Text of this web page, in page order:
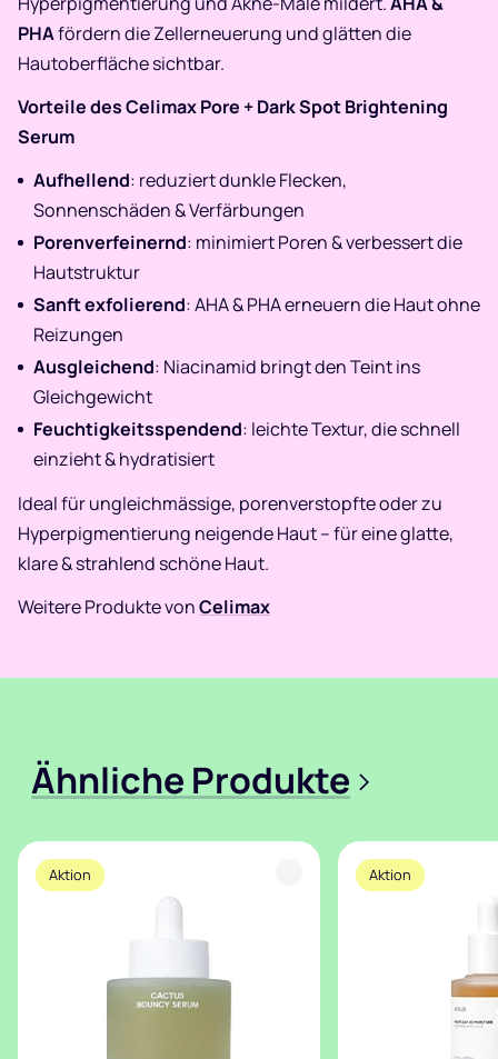
PHAfördern die Zellerneuerung und glätten die
Hautoberfläche sichtbar.
Vorteile des Celimax Pore + Dark Spot Brightening
Serum
Aufhellend: reduziert dunkle Flecken,
Sonnenschäden & Verfärbungen
Porenverfeinernd: minimiert Poren & verbessert die
Hautstruktur
Sanft exfolierend: AHA & PHA erneuern die Haut ohne
Reizungen
Ausgleichend: Niacinamid bringt den Teint ins
Gleichgewicht
Feuchtigkeitsspendend: leichte Textur, die schnell
einzieht & hydratisiert
Ideal für ungleichmässige, porenverstopfte oder zu
Hyperpigmentierung neigende Haut – für eine glatte,
klare & strahlend schöne Haut.
Weitere Produkte vonCelimax
Ähnliche Produkte >
Aktion Aktion